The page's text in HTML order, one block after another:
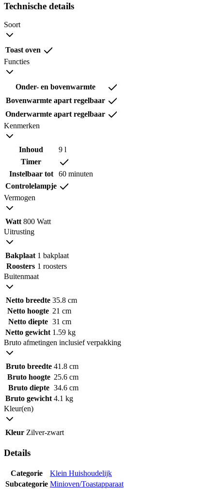
Technische details
Soort
Toast oven
Functies
Onder- en bovenwarmte
Bovenwarmte apart regelbaar
Onderwarmte apart regelbaar
Kenmerken
Inhoud
9 l
Timer
Instelbaar tot
60 minuten
Controlelampje
Vermogen
Watt 800 Watt
Uitrusting
Bakplaat 1 bakplaat
Roosters 1 roosters
Buitenmaat
Netto breedte 35.8 cm
Netto hoogte 21 cm
Netto diepte 31 cm
Netto gewicht 1.59 kg
Bruto afmetingen inclusief verpakking
Bruto breedte 41.8 cm
Bruto hoogte 25.6 cm
Bruto diepte 34.6 cm
Bruto gewicht 4.1 kg
Kleur(en)
Kleur Zilver-zwart
Details
Categorie
Klein Huishoudelijk
Subcategorie Minioven/Toastapparaat